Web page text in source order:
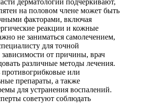
на половом члене может быть
факторами, включая
реакции и кожные
не заниматься самолечением,
для точной
от причины, врач
различные методы лечения.
или
препараты, а также
для устранения воспалений.
советуют соблюдать